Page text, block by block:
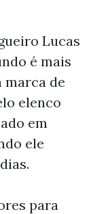
Lucas
é mais
marca de
elenco
em
ele
para